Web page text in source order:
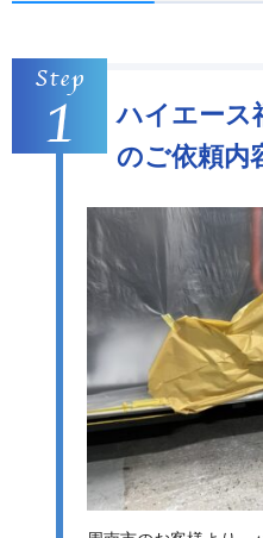
ハイエース
のご依頼内